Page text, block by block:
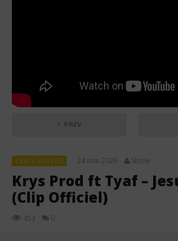
CLIPS VIDÉOS 24 mai 2026 Stone
Krys Prod ft Tyaf –
(Clip Officiel)
453 0